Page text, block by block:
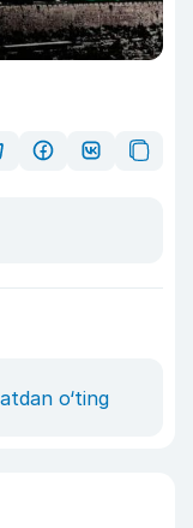
o‘ting